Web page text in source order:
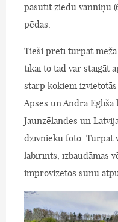
pasūtīt ziedu vanniņu
pēdas.
Tieši pretī turpat mežā
tikai to tad var staigāt
starp kokiem
Apses un Andra
Jaunzēlandes un
dzīvnieku foto. Turpat
labirints, izbaudāmas
improvizētos sūnu